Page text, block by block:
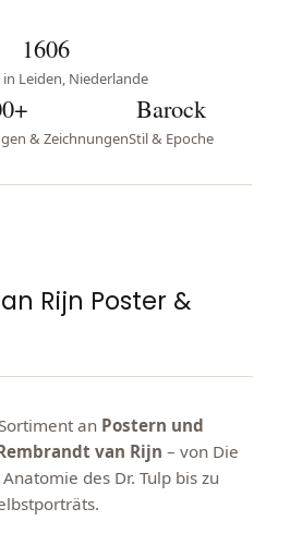
1606
in Leiden, Niederlande
& Zeichnungen
Barock
Stil & Epoche
Rijn Poster &
an Postern und
van Rijn – von Die
des Dr. Tulp bis zu